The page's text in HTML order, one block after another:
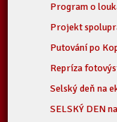
Program o
Projekt
Putování po
Repríza
Selský deň na
SELSKÝ DEN